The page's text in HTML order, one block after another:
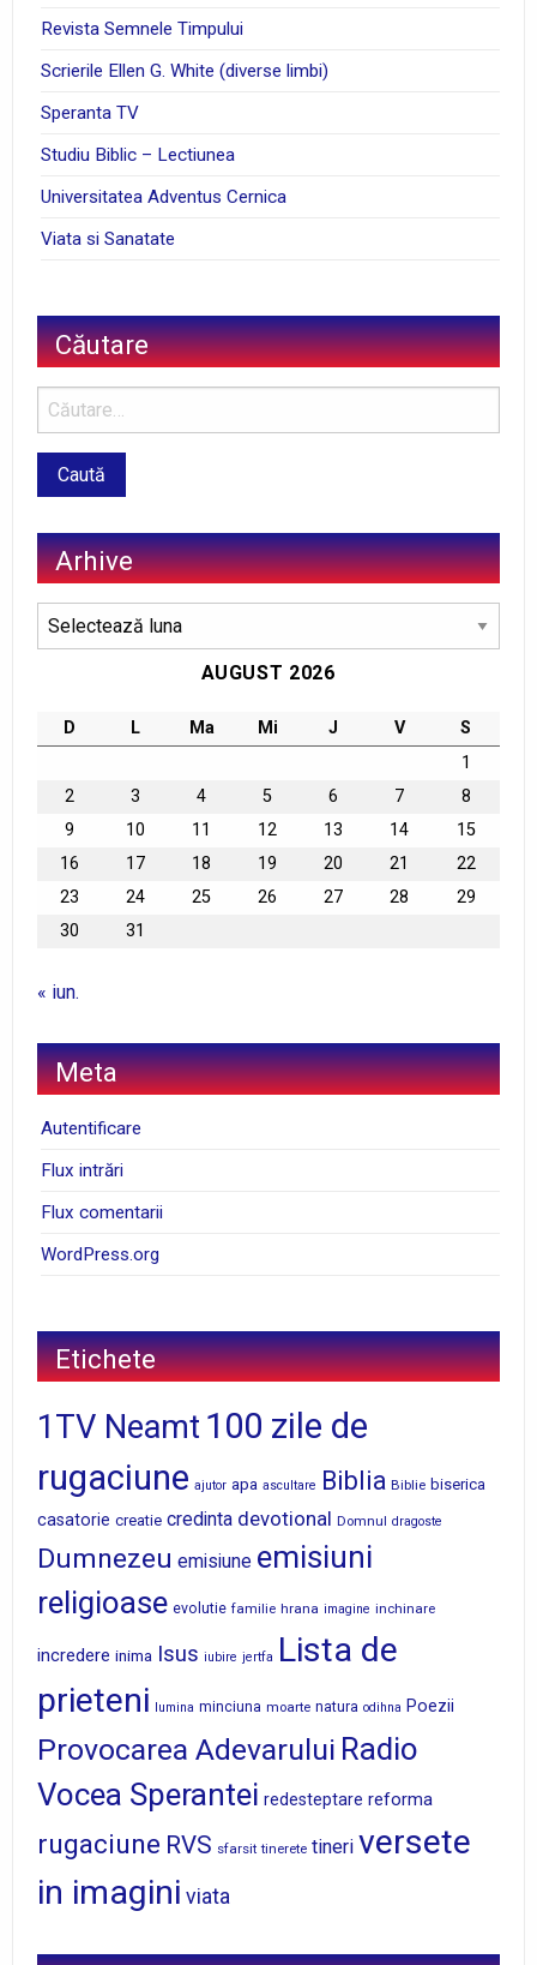
Revista Semnele Timpului
Scrierile Ellen G. White (diverse limbi)
Speranta TV
Studiu Biblic – Lectiunea
Universitatea Adventus Cernica
Viata si Sanatate
Căutare
Arhive
Arhive
AUGUST 2026
D L Ma Mi J V
S
1
2
3 4 5 6 7
8
9
10 11 12 13 14
15
16
17 18 19 20 21
22
23
24 25 26 27 28
29
30
31
« iun.
Meta
Autentificare
Flux intrări
Flux comentarii
WordPress.org
Etichete
1TV Neamt 100 zile de
rugaciune ajutor apa ascultare Biblia Biblie biserica
casatorie creatie credinta devotional Domnul dragoste
Dumnezeu emisiune emisiuni
religioase evolutie familie hrana imagine inchinare
incredere inima Isus iubire jertfa Lista de
prieteni
lumina minciuna moarte natura odihna Poezii
Provocarea Adevarului Radio
Vocea Sperantei redesteptare reforma
rugaciune RVS sfarsit tinerete tineri versete
in imagini viata